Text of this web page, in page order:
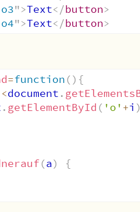
o3">Text</button>
o4">Text</button>
=function () {
<document .
. getElementById ( 'o' +i
(a)
{